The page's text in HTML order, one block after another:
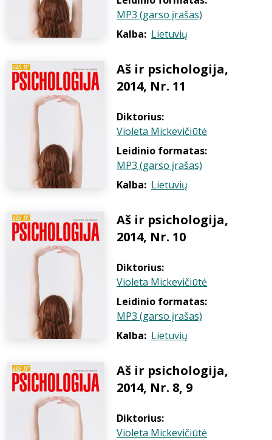
MP3 (garso įrašas)
Kalba: Lietuvių
Aš ir psichologija,
2014, Nr. 11
Diktorius:
Violeta Mickevičiūtė
Leidinio formatas:
MP3 (garso įrašas)
Kalba: Lietuvių
Aš ir psichologija,
2014, Nr. 10
Diktorius:
Violeta Mickevičiūtė
Leidinio formatas:
MP3 (garso įrašas)
Kalba: Lietuvių
Aš ir psichologija,
2014, Nr. 8, 9
Diktorius:
Violeta Mickevičiūtė